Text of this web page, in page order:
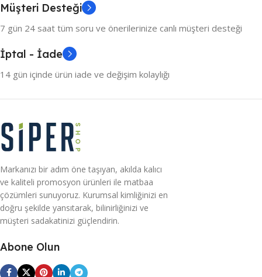
Müşteri Desteği
7 gün 24 saat tüm soru ve önerilerinize canlı müşteri desteği
İptal - İade
14 gün içinde ürün iade ve değişim kolaylığı
Markanızı bir adım öne taşıyan, akılda kalıcı
ve kaliteli promosyon ürünleri ile matbaa
çözümleri sunuyoruz. Kurumsal kimliğinizi en
doğru şekilde yansıtarak, bilinirliğinizi ve
müşteri sadakatinizi güçlendirin.
Abone Olun